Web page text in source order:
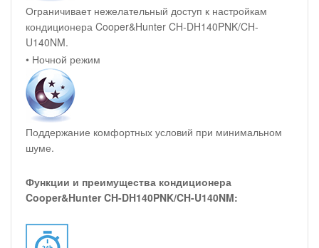
Ограничивает нежелательный доступ к настройкам
кондиционера Cooper&Hunter CH-DH140PNK/CH-
U140NM.
• Ночной режим
Поддержание комфортных условий при минимальном
шуме.
Функции и преимущества кондиционера
Cooper&Hunter CH-DH140PNK/CH-U140NM: